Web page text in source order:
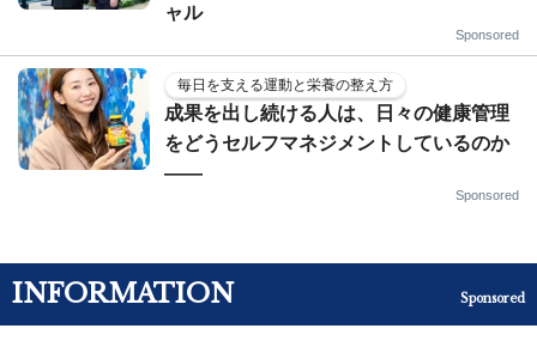
ャル
Sponsored
毎日を支える運動と栄養の整え方
成果を出し続ける人は、日々の健康管理
をどうセルフマネジメントしているのか
——
Sponsored
INFORMATION Sponsored